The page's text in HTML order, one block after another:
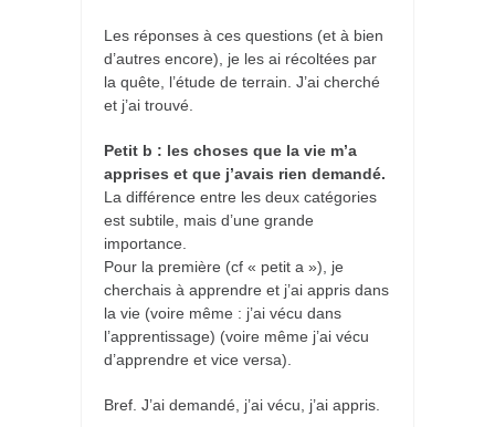
Les réponses à ces questions (et à bien
d’autres encore), je les ai récoltées par
la quête, l’étude de terrain. J’ai cherché
et j’ai trouvé.
Petit b : les choses que la vie m’a
apprises et que j’avais rien demandé.
La différence entre les deux catégories
est subtile, mais d’une grande
importance.
Pour la première (cf « petit a »), je
cherchais à apprendre et j’ai appris dans
la vie (voire même : j’ai vécu dans
l’apprentissage) (voire même j’ai vécu
d’apprendre et vice versa).
Bref. J’ai demandé, j’ai vécu, j’ai appris.